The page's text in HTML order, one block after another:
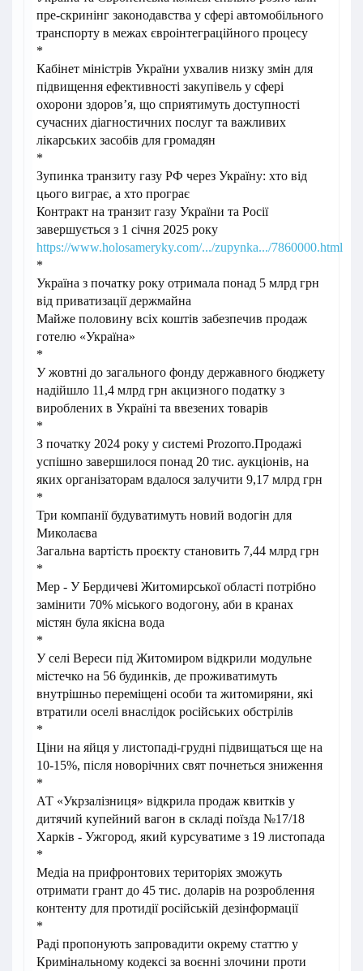
пре-скринінг законодавства у сфері автомобільного
транспорту в межах євроінтеграційного процесу
*
Кабінет міністрів України ухвалив низку змін для
підвищення ефективності закупівель у сфері
охорони здоровʼя, що сприятимуть доступності
сучасних діагностичних послуг та важливих
лікарських засобів для громадян
*
Зупинка транзиту газу РФ через Україну: хто від
цього виграє, а хто програє
Контракт на транзит газу України та Росії
завершується з 1 січня 2025 року
https://www.holosameryky.com/.../zupynka.../7860000.html
*
Україна з початку року отримала понад 5 млрд грн
від приватизації держмайна
Майже половину всіх коштів забезпечив продаж
готелю «Україна»
*
У жовтні до загального фонду державного бюджету
надійшло 11,4 млрд грн акцизного податку з
вироблених в Україні та ввезених товарів
*
З початку 2024 року у системі Prozorro.Продажі
успішно завершилося понад 20 тис. аукціонів, на
яких організаторам вдалося залучити 9,17 млрд грн
*
Три компанії будуватимуть новий водогін для
Миколаєва
Загальна вартість проєкту становить 7,44 млрд грн
*
Мер - У Бердичеві Житомирської області потрібно
замінити 70% міського водогону, аби в кранах
містян була якісна вода
*
У селі Вереси під Житомиром відкрили модульне
містечко на 56 будинків, де проживатимуть
внутрішньо переміщені особи та житомиряни, які
втратили оселі внаслідок російських обстрілів
*
Ціни на яйця у листопаді-грудні підвищаться ще на
10-15%, після новорічних свят почнеться зниження
*
АТ «Укрзалізниця» відкрила продаж квитків у
дитячий купейний вагон в складі поїзда №17/18
Харків - Ужгород, який курсуватиме з 19 листопада
*
Медіа на прифронтових територіях зможуть
отримати грант до 45 тис. доларів на розроблення
контенту для протидії російській дезінформації
*
Раді пропонують запровадити окрему статтю у
Кримінальному кодексі за воєнні злочини проти